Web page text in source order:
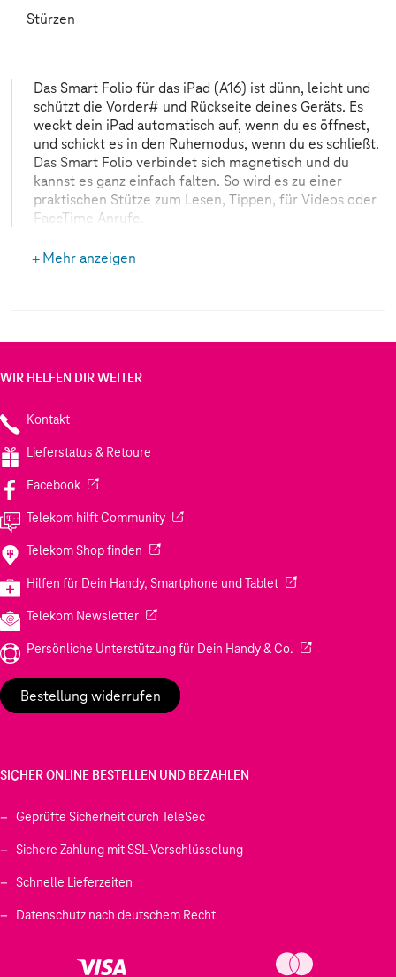
Stürzen
Das Smart Folio für das iPad (A16) ist dünn, leicht und
schützt die Vorder# und Rückseite deines Geräts. Es
weckt dein iPad auto­matisch auf, wenn du es öffnest,
und schickt es in den Ruhemodus, wenn du es schließt.
Das Smart Folio verbindet sich magnetisch und du
kannst es ganz einfach falten. So wird es zu einer
praktischen Stütze zum Lesen, Tippen, für Videos oder
FaceTime Anrufe.
Mehr anzeigen
WIR HELFEN DIR WEITER
Kontakt
Lieferstatus & Retoure
Facebook(Wird in einem neuen Tab geöffnet)
Telekom hilft Community(Wird in einem neuen Tab geöffnet)
Telekom Shop finden (Wird in einem neuen Tab geöffnet)
Hilfen für Dein Handy, Smartphone und Tablet(Wird in einem
Telekom Newsletter(Wird in einem neuen Tab geöffnet)
Persönliche Unterstützung für Dein Handy & Co. (Wird in einem
Bestellung widerrufen
SICHER ONLINE BESTELLEN UND BEZAHLEN
Geprüfte Sicherheit durch TeleSec
Sichere Zahlung mit SSL-Verschlüsselung
Schnelle Lieferzeiten
Datenschutz nach deutschem Recht